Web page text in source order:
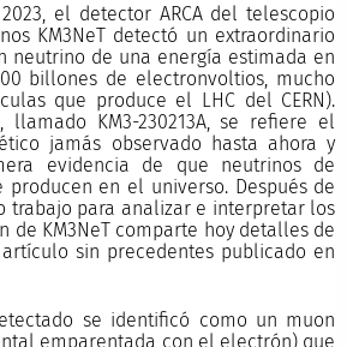
el detector ARCA del telescopio
KM3NeT detectó un extraordinario
neutrino de una energía estimada en
billones de electronvoltios, mucho
que produce el LHC del CERN).
llamado KM3-230213A, se refiere el
jamás observado hasta ahora y
evidencia de que neutrinos de
producen en el universo. Después de
trabajo para analizar e interpretar los
de KM3NeT comparte hoy detalles de
sin precedentes publicado en
se identificó como un muon
emparentada con el electrón) que